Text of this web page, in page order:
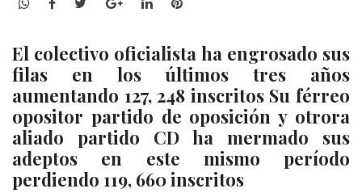
El colectivo oficialista ha engrosado sus
filas en los últimos tres años
aumentando 127, 248 inscritos Su férreo
opositor partido de oposición y otrora
aliado partido CD ha mermado sus
adeptos en este mismo período
perdiendo 119, 660 inscritos